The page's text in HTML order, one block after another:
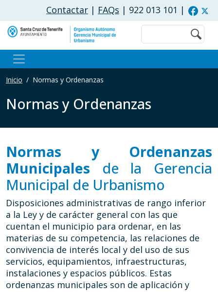
Pasar al contenido principal
Contactar | FAQs | 922 013 101 |
Buscar
Inicio Normas y Ordenanzas
Normas y Ordenanzas
Normas y Ordenanzas
Municipales de la Gerencia
Municipal de Urbanismo
Disposiciones administrativas de rango inferior
a la Ley y de carácter general con las que
cuentan el municipio para ordenar, en las
materias de su competencia, las relaciones de
convivencia de interés local y del uso de sus
servicios, equipamientos, infraestructuras,
instalaciones y espacios públicos. Estas
ordenanzas municipales son de aplicación y